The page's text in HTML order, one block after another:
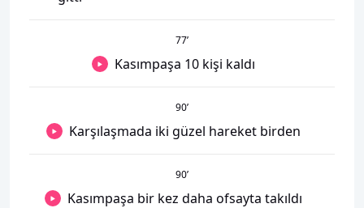
77’
Kasımpaşa 10 kişi kaldı
90’
Karşılaşmada iki güzel hareket birden
90’
Kasımpaşa bir kez daha ofsayta takıldı